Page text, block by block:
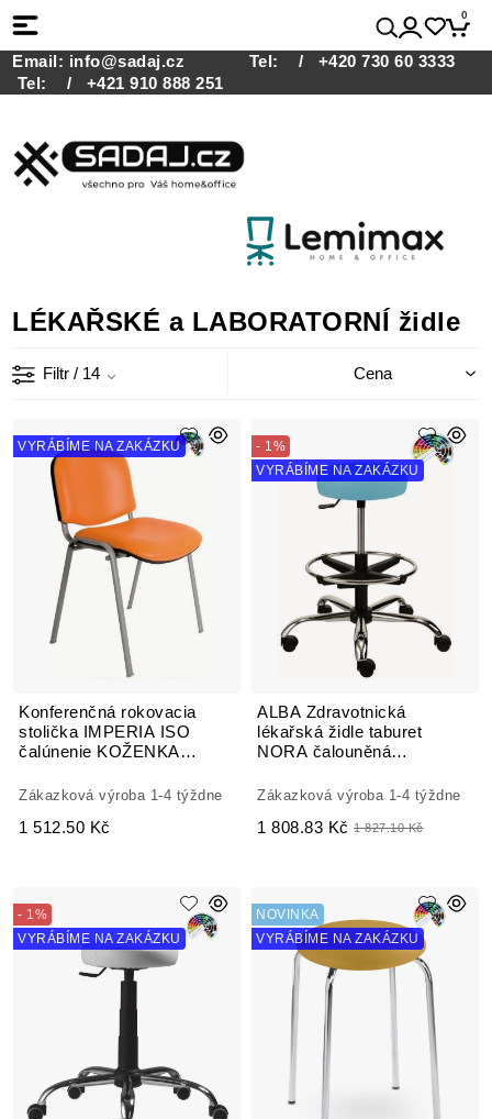
0
Email: info@sadaj.cz Tel:
/ +420 730 60 3333
Tel:
/ +421 910 888 251
LÉKAŘSKÉ a LABORATORNÍ židle
Filtr / 14
Konferenčná rokovacia
stolička IMPERIA ISO
čalúnenie KOŽENKA
VYRÁBÍME NA ZAKÁZKU
Zákazková výroba 1-4 týždne
1 512.50 Kč
ALBA Zdravotnická
lékařská židle taburet
NORA čalouněná
- 1%
VYRÁBÍME NA ZAKÁZKU
Zákazková výroba 1-4 týždne
1 808.83 Kč 1 827.10 Kč
- 1%
VYRÁBÍME NA ZAKÁZKU
NOVINKA
VYRÁBÍME NA ZAKÁZKU